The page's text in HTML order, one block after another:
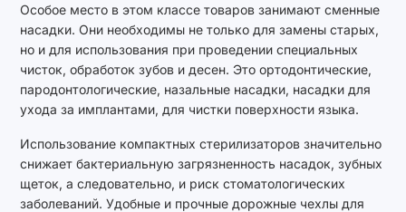
Особое место в этом классе товаров занимают сменные
насадки. Они необходимы не только для замены старых,
но и для использования при проведении специальных
чисток, обработок зубов и десен. Это ортодонтические,
пародонтологические, назальные насадки, насадки для
ухода за имплантами, для чистки поверхности языка.
Использование компактных стерилизаторов значительно
снижает бактериальную загрязненность насадок, зубных
щеток, а следовательно, и риск стоматологических
заболеваний. Удобные и прочные дорожные чехлы для